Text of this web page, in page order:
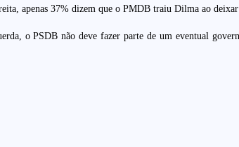
apenas 37% dizem que o PMDB traiu Dilma ao
o PSDB não deve fazer parte de um eventual